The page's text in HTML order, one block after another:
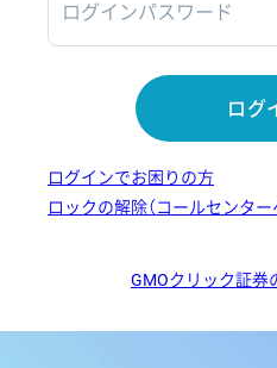
ログインパスワード
ログ
ログインでお困りの方
ロックの解除（コールセンター
GMOクリック証券